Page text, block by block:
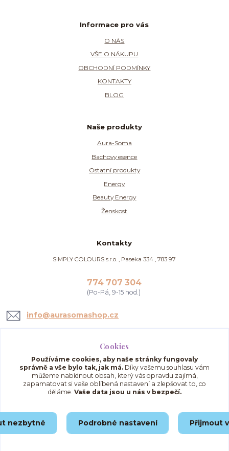
Informace pro vás
O NÁS
VŠE O NÁKUPU
OBCHODNÍ PODMÍNKY
KONTAKTY
BLOG
Naše produkty
Aura-Soma
Bachovy esence
Ostatní produkty
Energy
Beauty Energy
Ženskost
Kontakty
SIMPLY COLOURS s.r.o. , Paseka 334 , 783 97
774 707 304
(Po-Pá, 9-15 hod.)
info@aurasomashop.cz
Upravit sběr cookies.
© 2025 AuraSomaShop.cz – provozovatel Simply Colours s.r.o., IČO: 02562286, se
sídlem Paseka 334, 783 97, Česká republika.
Cookies
Používáme cookies, aby naše stránky fungovaly
správně a vše bylo tak, jak má. Díky vašemu souhlasu vám
můžeme nabídnout obsah, který vás opravdu zajímá,
zapamatovat si vaše oblíbená nastavení a zlepšovat to, co
děláme. Vaše data jsou u nás v bezpečí.
nezbytné Podrobné nastavení Přijmout